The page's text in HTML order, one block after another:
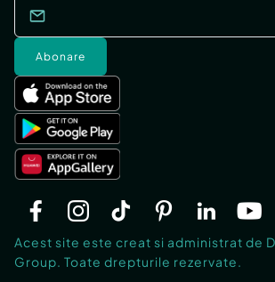
Abonare
Acest site este creat si administrat de
Group. Toate drepturile rezervate.